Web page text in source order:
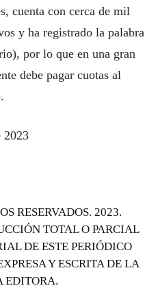
cuenta con cerca de mil
y ha registrado la palabra
por lo que en una gran
debe pagar cuotas al
2023
RESERVADOS. 2023.
TOTAL O PARCIAL
DE ESTE PERIÓDICO
Y ESCRITA DE LA
EDITORA.